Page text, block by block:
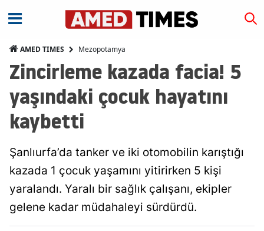
AMED TIMES Mezopotamya
Zincirleme kazada facia! 5
yaşındaki çocuk hayatını
kaybetti
Şanlıurfa’da tanker ve iki otomobilin karıştığı
kazada 1 çocuk yaşamını yitirirken 5 kişi
yaralandı. Yaralı bir sağlık çalışanı, ekipler
gelene kadar müdahaleyi sürdürdü.